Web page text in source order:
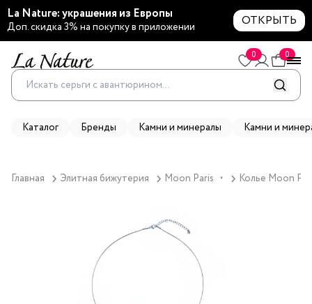
La Nature: украшения из Европы
Доп. скидка 3% на покупку в приложении ОТКРЫТЬ
0 0
Каталог Бренды Камни и минералы Камни и
Главная Элитная бижутерия Moon Paris ▼ Колье Moon